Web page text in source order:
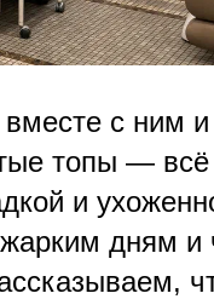
с ним
топы — всё
и
дням и